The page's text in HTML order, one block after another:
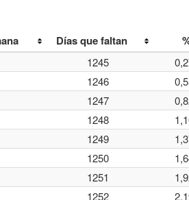
Días que faltan
1245
1246
1247
1248
1249
1250
1251
1252